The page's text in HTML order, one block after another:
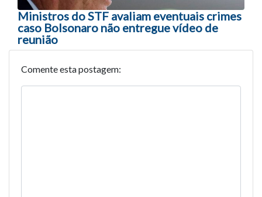
Ministros do STF avaliam eventuais crimes
caso Bolsonaro não entregue vídeo de
reunião
Comente esta postagem: